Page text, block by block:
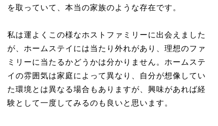
を取っていて、本当の家族のような存在です。
私は運よくこの様なホストファミリーに出会えました
が、ホームステイには当たり外れがあり、理想のファ
ミリーに当たるかどうかは分かりません。ホームステ
イの雰囲気は家庭によって異なり、自分が想像してい
た環境とは異なる場合もありますが、興味があれば経
験として一度してみるのも良いと思います。